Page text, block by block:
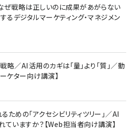
ンアン)2026/07/08号 No.2502[2026
家が育休中に１億貯めた株式投資
果を最大化する ルールのデザイン
イド枠付き いPhone17 (6.3インチ) 対応
ト DSP25F1698
レスイヤホン/アクティブノイズキャンセリ
適合】ブラック
PowerLine III Flow USB-C & USB-C
各種対応 (1.8m ミッドナイトブラック)
ロ 生ビール 黒ラベル 350ml 缶 24本 ビー
ぜ戦略は正しいのに成果があがらない
るデジタルマーケティング・マネジメン
略／AI活用のカギは「量」より「質」／動
ケター向け講演】
ための「アクセシビリティツリー」／AI
ていますか？【Web担当者向け講演】